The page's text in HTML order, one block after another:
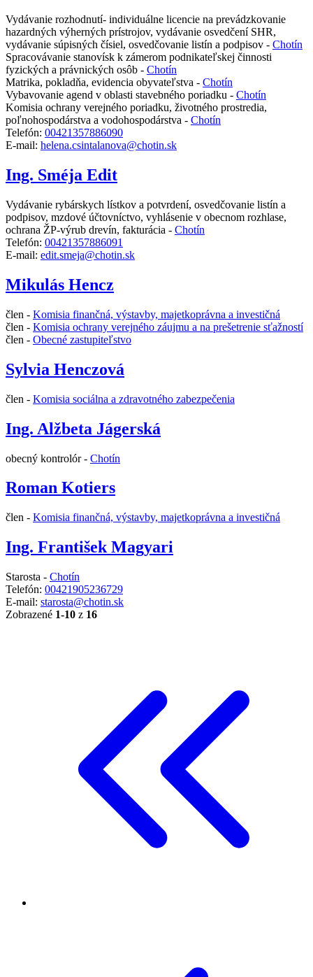
Vydávanie rozhodnutí- individuálne licencie na prevádzkovanie
hazardných výherných prístrojov, vydávanie osvedčení SHR,
vydávanie súpisných čísiel, osvedčovanie listín a podpisov - Chotín
Spracovávanie stanovísk k zámerom podnikateľskej činnosti
fyzických a právnických osôb - Chotín
Matrika, pokladňa, evidencia obyvateľstva - Chotín
Vybavovanie agend v oblasti stavebného poriadku - Chotín
Komisia ochrany verejného poriadku, životného prostredia,
poľnohospodárstva a vodohospodárstva - Chotín
Telefón: 00421357886090
E-mail: helena.csintalanova@chotin.sk
Ing. Sméja Edit
Vydávanie rybárskych lístkov a potvrdení, osvedčovanie listín a
podpisov, mzdové účtovníctvo, vyhlásenie v obecnom rozhlase,
ochrana ŽP-výrub drevín, fakturácia - Chotín
Telefón: 00421357886091
E-mail: edit.smeja@chotin.sk
Mikulás Hencz
člen - Komisia finančná, výstavby, majetkoprávna a investičná
člen - Komisia ochrany verejného záujmu a na prešetrenie sťažností
člen - Obecné zastupiteľstvo
Sylvia Henczová
člen - Komisia sociálna a zdravotného zabezpečenia
Ing. Alžbeta Jágerská
obecný kontrolór - Chotín
Roman Kotiers
člen - Komisia finančná, výstavby, majetkoprávna a investičná
Ing. František Magyari
Starosta - Chotín
Telefón: 00421905236729
E-mail: starosta@chotin.sk
Zobrazené 1-10 z 16